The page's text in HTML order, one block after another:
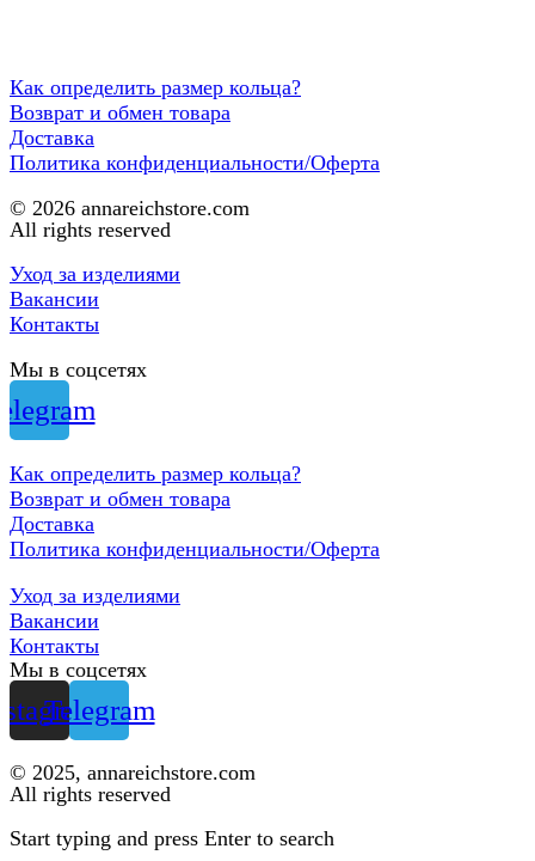
Как определить размер кольца?
Возврат и обмен товара
Доставка
Политика конфиденциальности/Оферта
© 2026 annareichstore.com
All rights reserved
Уход за изделиями
Вакансии
Контакты
Мы в соцсетях
Как определить размер кольца?
Возврат и обмен товара
Доставка
Политика конфиденциальности/Оферта
Уход за изделиями
Вакансии
Контакты
Мы в соцсетях
Telegram
© 2025, annareichstore.com
All rights reserved
Start typing and press Enter to search